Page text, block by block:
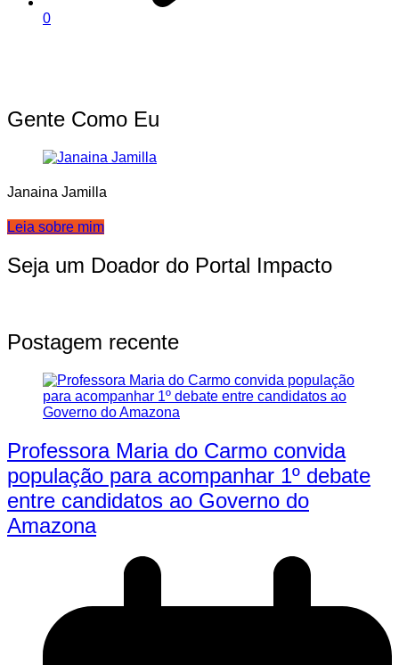
0
Gente Como Eu
Janaina Jamilla
Leia sobre mim
Seja um Doador do Portal Impacto
Postagem recente
Professora Maria do Carmo convida
população para acompanhar 1º debate
entre candidatos ao Governo do
Amazona